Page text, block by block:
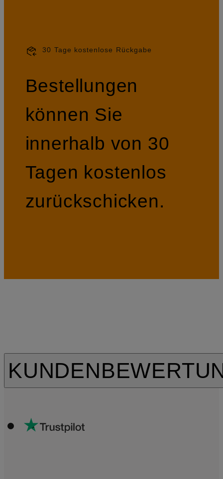
30 Tage kostenlose Rückgabe
Bestellungen
können Sie
innerhalb von 30
Tagen kostenlos
zurückschicken.